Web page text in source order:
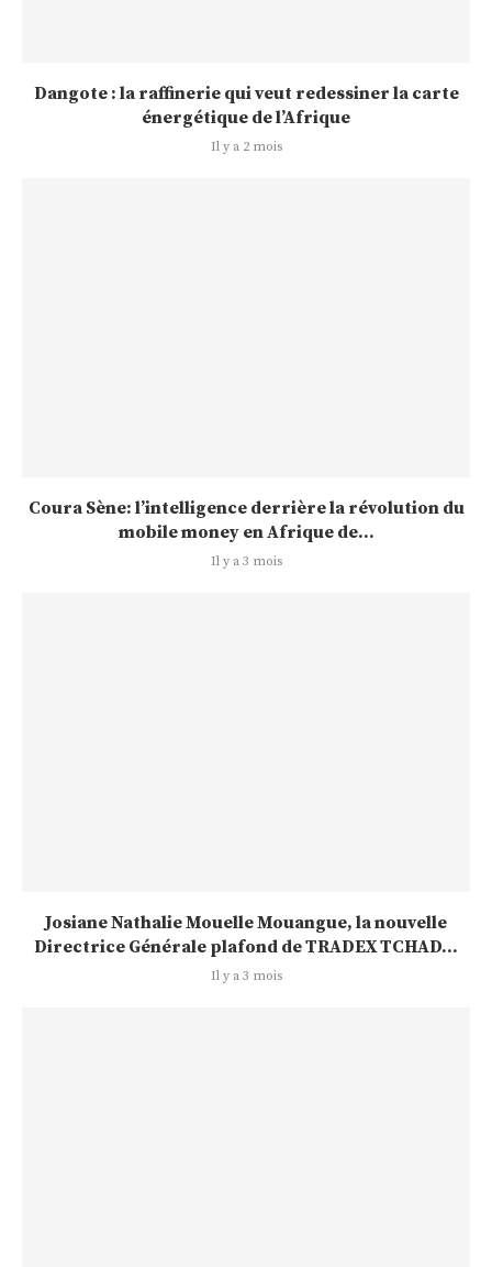
Dangote : la raffinerie qui veut redessiner la carte
énergétique de l’Afrique
Il y a 2 mois
Coura Sène: l’intelligence derrière la révolution du
mobile money en Afrique de...
Il y a 3 mois
Josiane Nathalie Mouelle Mouangue, la nouvelle
Directrice Générale plafond de TRADEX TCHAD...
Il y a 3 mois